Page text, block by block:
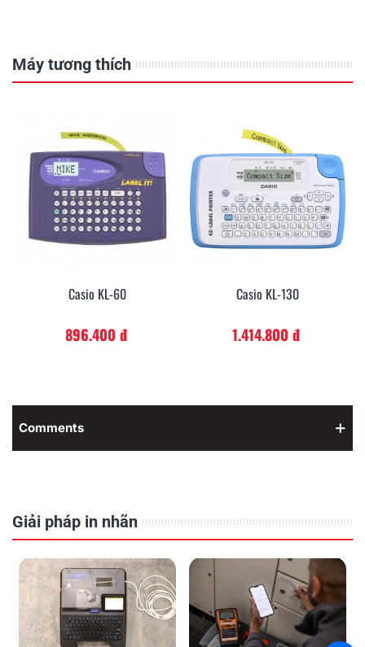
Máy tương thích
Casio KL-60
896.400 đ
Casio KL-130
1.414.800 đ
Comments
Giải pháp in nhãn